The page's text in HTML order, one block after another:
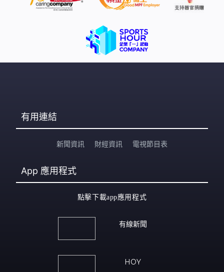
有用連結
新聞資訊 財經資訊 電視節目表
App 應用程式
點擊下載app應用程式
有線新聞
HOY